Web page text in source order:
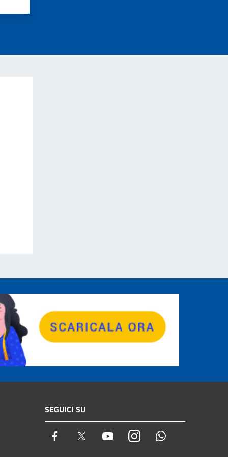
SEGUICI SU
Facebook Twitter YoutubeInstagram